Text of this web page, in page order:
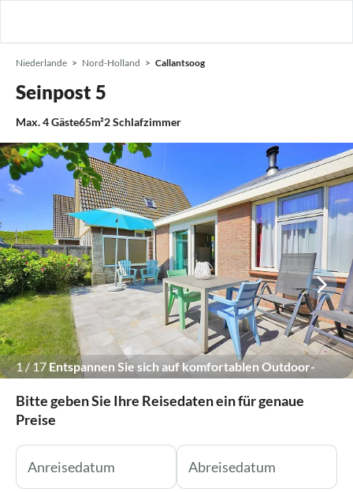
Niederlande Nord-Holland Callantsoog
Seinpost 5
Max.4Gäste65m²2Schlafzimmer
1/17Entspannen Sie sich auf komfortablen Outdoor-
Bitte geben Sie Ihre Reisedaten ein für genaue
Preise